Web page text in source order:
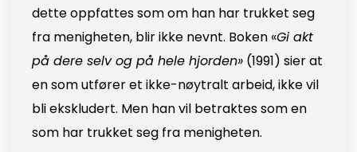
dette oppfattes som om han har trukket seg
fra menigheten, blir ikke nevnt. Boken «Gi akt
på dere selv og på hele hjorden» (1991) sier at
en som utfører et ikke-nøytralt arbeid, ikke vil
bli ekskludert. Men han vil betraktes som en
som har trukket seg fra menigheten.